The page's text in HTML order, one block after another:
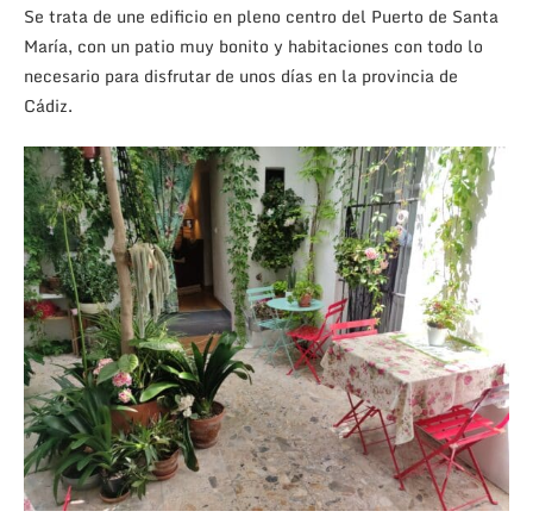
Se trata de une edificio en pleno centro del Puerto de Santa
María, con un patio muy bonito y habitaciones con todo lo
necesario para disfrutar de unos días en la provincia de
Cádiz.